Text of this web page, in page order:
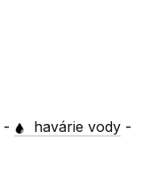
- havárie vody -